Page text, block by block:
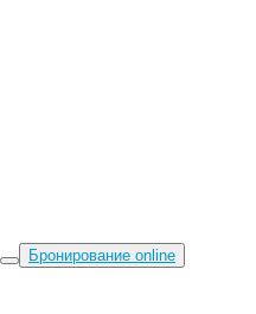
Бронирование online